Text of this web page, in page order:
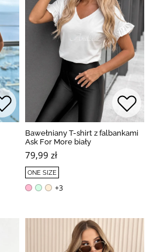
Bawełniany T-shirt z falbankami
Ask For More biały
79,99 zł
ONE SIZE
+3